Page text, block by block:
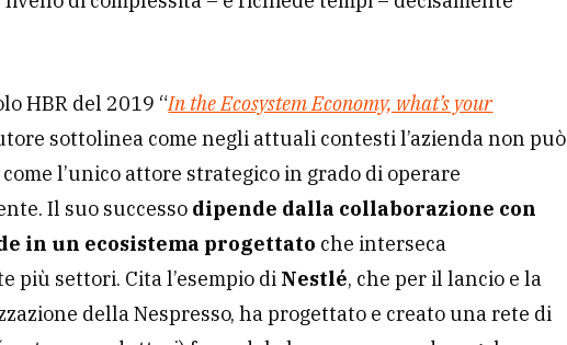
HBR del 2019 “In the Ecosystem Economy, what’s your
sottolinea come negli attuali contesti l’azienda non può
l’unico attore strategico in grado di operare
Il suo successo dipende dalla collaborazione con
in un ecosistema progettato che interseca
più settori. Cita l’esempio di Nestlé, che per il lancio e la
della Nespresso, ha progettato e creato una rete di